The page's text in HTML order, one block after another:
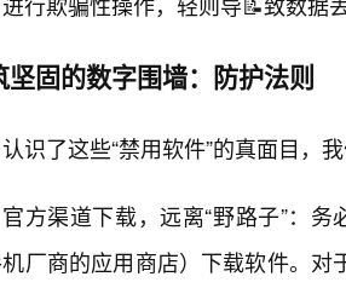
坚固的数字围墙：防护法则
认识了这些“禁用软件”的真面目，
官方渠道下载，远离“野路子”：
厂商的应用商店）下载软件。